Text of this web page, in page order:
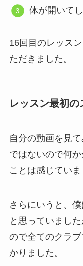
体が開いて
16回目のレッス
ただきました。
レッスン最初の
自分の動画を見
ではないので何
ことは感じていま
さらにいうと、
と思っていまし
ので全てのクラ
かりました。